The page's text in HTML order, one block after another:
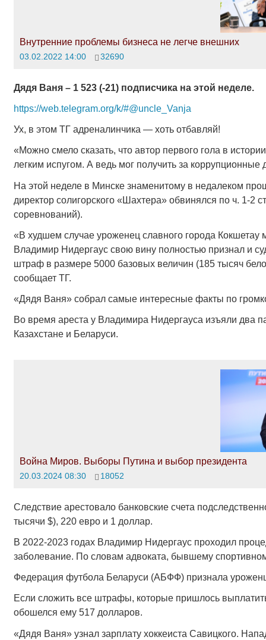
Внутренние проблемы бизнеса не легче внешних
03.02.2022 14:00 32690
Дядя Ваня – 1 523 (-21) подписчика на этой неделе.
https://web.telegram.org/k/#@uncle_Vanja
Ух, в этом ТГ адреналинчика — хоть отбавляй!
«Можно смело сказать, что автор первого гола в
легким испугом. А ведь мог получить за
На этой неделе в Минске знаменитому в недалеком
директор солигорского «Шахтера» обвинялся по ч. 1-2
соревнований).
«В худшем случае уроженец славного города Кокшетау
Владимир Нидергаус свою вину полностью признал и
штраф в размере 5000 базовых величин (185 тысяч
сообщает ТГ.
«Дядя Ваня» собрал самые интересные факты по
Во время ареста у Владимира Нидергауса изъяли два
Казахстане и Беларуси.
Война Миров. Выборы Путина и выбор президента
20.03.2024 08:30 18052
Следствие арестовало банковские счета
тысячи $), 220 евро и 1 доллар.
В 2022-2023 годах Владимир Нидергаус проходил
заболевание. По словам адвоката, бывшему
Федерация футбола Беларуси (АБФФ) признала
Если сложить все штрафы, которые пришлось
обошелся ему 517 долларов.
«Дядя Ваня» узнал зарплату хоккеиста Савицкого.